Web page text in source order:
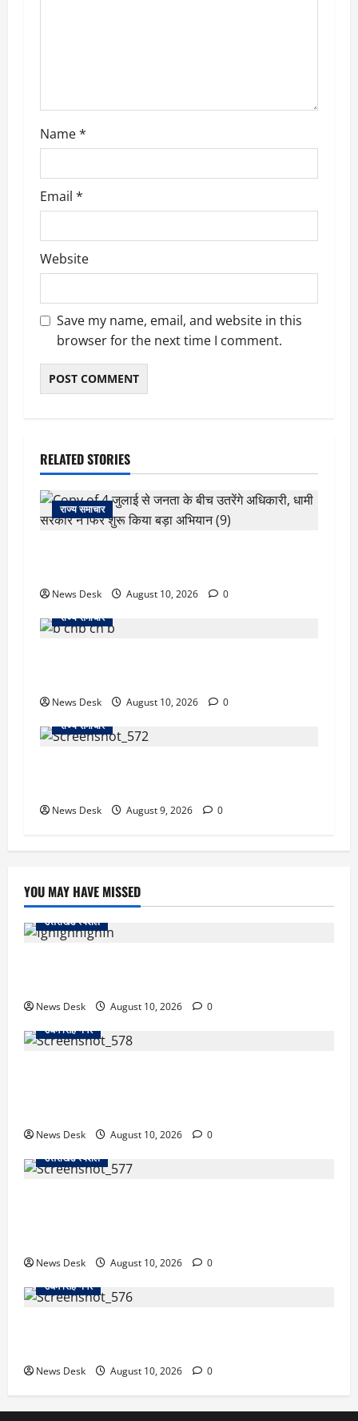
Name*
Email *
Website
Save my name, email, and website in this
browser for the next time I comment.
RELATED STORIES
राज्य समाचार
News Desk August 10, 2026
0
राज्य समाचार
News Desk August 10, 2026
0
राज्य समाचार
News Desk August 9, 2026 0
YOU MAY HAVE MISSED
उत्तराखंड स्पेशल
News Desk August 10, 2026
0
उधम सिंह नगर
News Desk August 10, 2026
0
उत्तराखंड स्पेशल
News Desk August 10, 2026
0
उधम सिंह नगर
News Desk August 10, 2026 0